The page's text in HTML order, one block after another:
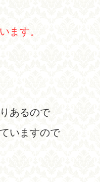
ます。
あるので
いますので